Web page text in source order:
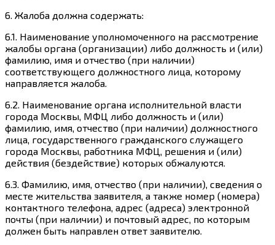
6. Жалоба должна содержать:
6.1. Наименование уполномоченного на рассмотрение
жалобы органа (организации) либо должность и (или)
фамилию, имя и отчество (при наличии)
соответствующего должностного лица, которому
направляется жалоба.
6.2. Наименование органа исполнительной власти
города Москвы, МФЦ либо должность и (или)
фамилию, имя, отчество (при наличии) должностного
лица, государственного гражданского служащего
города Москвы, работника МФЦ, решения и (или)
действия (бездействие) которых обжалуются.
6.3. Фамилию, имя, отчество (при наличии), сведения о
месте жительства заявителя, а также номер (номера)
контактного телефона, адрес (адреса) электронной
почты (при наличии) и почтовый адрес, по которым
должен быть направлен ответ заявителю.